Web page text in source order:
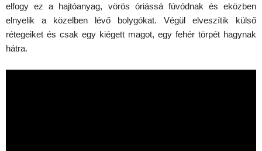
elfogy ez a hajtóanyag, vörös óriássá fúvódnak és eközben
elnyelik a közelben lévő bolygókat. Végül elveszítik külső
rétegeiket és csak egy kiégett magot, egy fehér törpét hagynak
hátra.